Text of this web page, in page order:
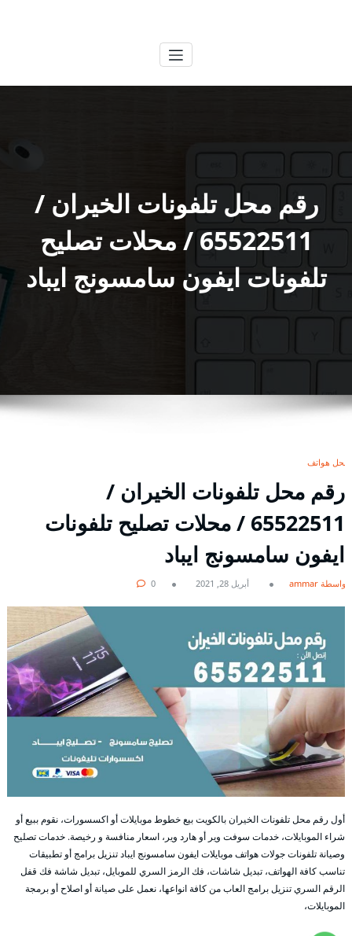
رقم محل تلفونات الخيران /
65522511 / محلات تصليح
تلفونات ايفون سامسونج ايباد
محل هواتف
رقم محل تلفونات الخيران /
65522511 / محلات تصليح تلفونات
ايفون سامسونج ايباد
بواسطة ammar أبريل 28, 2021 0
أول رقم محل تلفونات الخيران بالكويت بيع خطوط موبايلات أو اكسسورات، نقوم ببيع أو
شراء الموبايلات، خدمات سوفت وير أو هارد وير، اسعار منافسة و رخيصة. خدمات تصليح
وصيانة تلفونات جولات هواتف موبايلات ايفون سامسونج ايباد تنزيل برامج أو تطبيقات
تناسب كافة الهواتف، تبديل شاشات، فك الرمز السري للموبايل، تبديل شاشة فك قفل
الرقم السري تنزيل برامج العاب من كافة انواعها، نعمل على صيانة أو اصلاح أو برمجة
الموبايلات،